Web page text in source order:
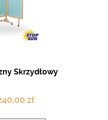
Skrzydłowy
zł